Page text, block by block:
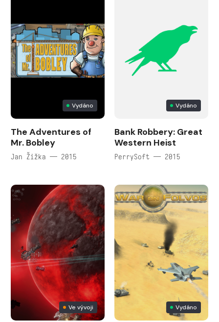
Vydáno
The Adventures of
Mr. Bobley
Jan Žižka — 2015
Vydáno
Bank Robbery: Great
Western Heist
PerrySoft — 2015
Ve vývoji Vydáno